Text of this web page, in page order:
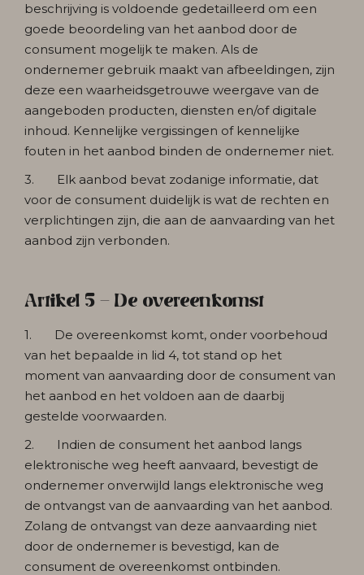
beschrijving is voldoende gedetailleerd om een
goede beoordeling van het aanbod door de
consument mogelijk te maken. Als de
ondernemer gebruik maakt van afbeeldingen, zijn
deze een waarheidsgetrouwe weergave van de
aangeboden producten, diensten en/of digitale
inhoud. Kennelijke vergissingen of kennelijke
fouten in het aanbod binden de ondernemer niet.
3. Elk aanbod bevat zodanige informatie, dat
voor de consument duidelijk is wat de rechten en
verplichtingen zijn, die aan de aanvaarding van het
aanbod zijn verbonden.
Artikel 5 - De overeenkomst
1. De overeenkomst komt, onder voorbehoud
van het bepaalde in lid 4, tot stand op het
moment van aanvaarding door de consument van
het aanbod en het voldoen aan de daarbij
gestelde voorwaarden.
2. Indien de consument het aanbod langs
elektronische weg heeft aanvaard, bevestigt de
ondernemer onverwijld langs elektronische weg
de ontvangst van de aanvaarding van het aanbod.
Zolang de ontvangst van deze aanvaarding niet
door de ondernemer is bevestigd, kan de
consument de overeenkomst ontbinden.